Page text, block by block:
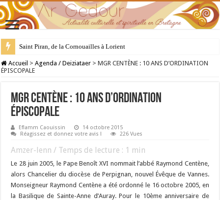
Saint Piran, de la Cornouailles à Lorient
28 juillet : Saint Samson de Dol, père de la Bretagne chrétienne
Accueil > Agenda / Deiziataer > MGR CENTÈNE : 10 ANS D’ORDINATION
ÉPISCOPALE
MGR CENTÈNE : 10 ANS D’ORDINATION
ÉPISCOPALE
Eflamm Caouissin
14 octobre 2015
Réagissez et donnez votre avis !
226 Vues
Amzer-lenn / Temps de lecture : 1 min
Le 28 juin 2005, le Pape Benoît XVI nommait l’abbé Raymond Centène,
alors Chancelier du diocèse de Perpignan, nouvel Évêque de Vannes.
Monseigneur Raymond Centène a été ordonné le 16 octobre 2005, en
la Basilique de Sainte-Anne d’Auray. Pour le 10ème anniversaire de